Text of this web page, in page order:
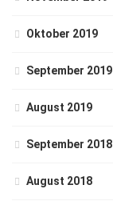
Oktober 2019
September 2019
August 2019
September 2018
August 2018